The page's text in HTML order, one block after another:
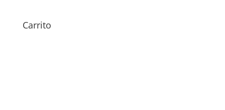
Carrito